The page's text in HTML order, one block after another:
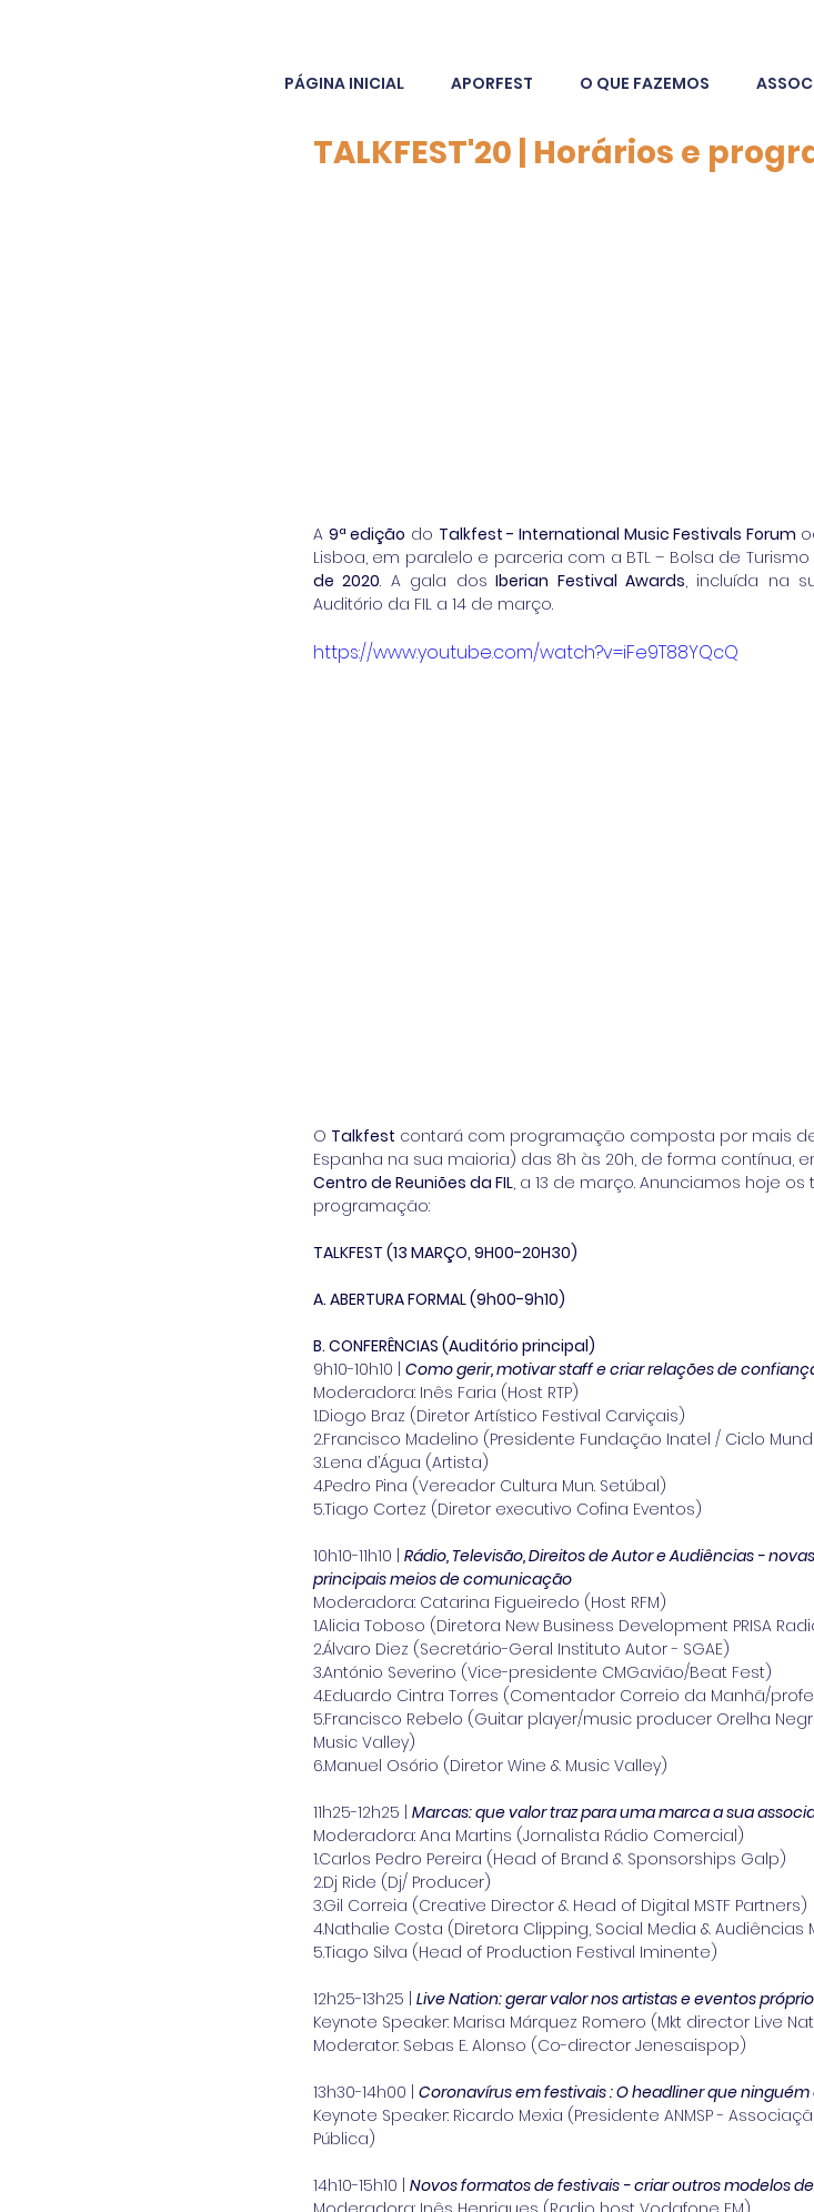
PÁGINA INICIAL APORFEST O QUE FAZEMOS
TALKFEST'20 | Horários e
A 9ª edição do Talkfest - International Music Festivals Forum
Lisboa, em paralelo e parceria com a BTL – Bolsa de
de 2020. A gala dos Iberian Festival Awards, incluída na
Auditório da FIL a 14 de março.
https://www.youtube.com/watch?v=iFe9T88YQcQ
O Talkfest contará com programação composta por mais
Espanha na sua maioria) das 8h às 20h, de forma contínua,
Centro de Reuniões da FIL, a 13 de março. Anunciamos hoje
programação:
TALKFEST (13 MARÇO, 9H00-20H30)
A. ABERTURA FORMAL (9h00-9h10)
B. CONFERÊNCIAS (Auditório principal)
9h10-10h10 | Como gerir, motivar staff e criar relações de
Moderadora: Inês Faria (Host RTP)
1.Diogo Braz (Diretor Artístico Festival Carviçais)
2.Francisco Madelino (Presidente Fundação Inatel / Ciclo
3.Lena d’Água (Artista)
4.Pedro Pina (Vereador Cultura Mun. Setúbal)
5.Tiago Cortez (Diretor executivo Cofina Eventos)
10h10-11h10 | Rádio, Televisão, Direitos de Autor e Audiências -
principais meios de comunicação
Moderadora: Catarina Figueiredo (Host RFM)
1.Alicia Toboso (Diretora New Business Development PRISA
2.Álvaro Diez (Secretário-Geral Instituto Autor - SGAE)
3.António Severino (Vice-presidente CMGavião/Beat Fest)
4.Eduardo Cintra Torres (Comentador Correio da Manhã/
5.Francisco Rebelo (Guitar player/music producer Orelha
Music Valley)
6.Manuel Osório (Diretor Wine & Music Valley)
11h25-12h25 | Marcas: que valor traz para uma marca a sua
Moderadora: Ana Martins (Jornalista Rádio Comercial)
1.Carlos Pedro Pereira (Head of Brand & Sponsorships Galp)
2.Dj Ride (Dj/ Producer)
3.Gil Correia (Creative Director & Head of Digital MSTF Partners)
4.Nathalie Costa (Diretora Clipping, Social Media & Audiências
5.Tiago Silva (Head of Production Festival Iminente)
12h25-13h25 | Live Nation: gerar valor nos artistas e eventos
Keynote Speaker: Marisa Márquez Romero (Mkt director Live
Moderator: Sebas E. Alonso (Co-director Jenesaispop)
13h30-14h00 | Coronavírus em festivais : O headliner que ninguém
Keynote Speaker: Ricardo Mexia (Presidente ANMSP -
Pública)
14h10-15h10 | Novos formatos de festivais - criar outros modelos